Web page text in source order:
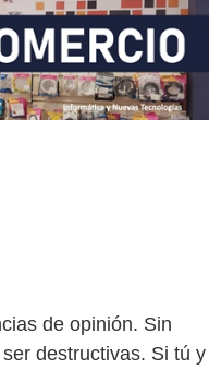
de opinión. Sin
destructivas. Si tú y